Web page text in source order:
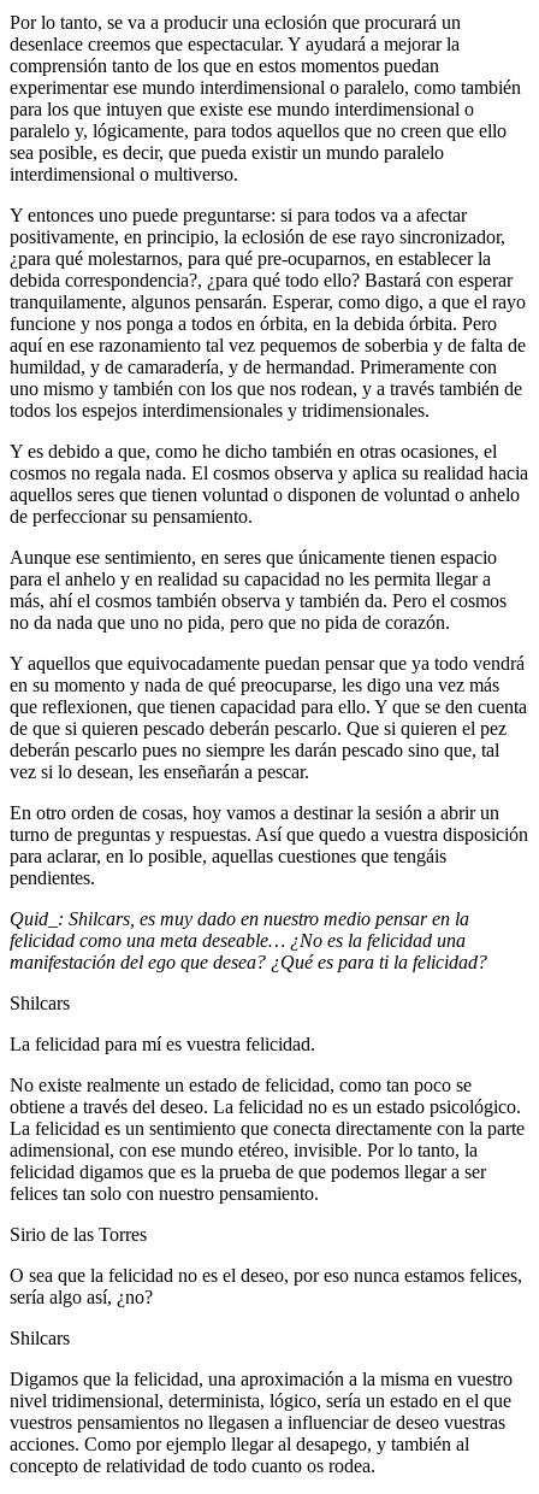
Por lo tanto, se va a producir una eclosión que procurará un
desenlace creemos que espectacular. Y ayudará a mejorar la
comprensión tanto de los que en estos momentos puedan
experimentar ese mundo interdimensional o paralelo, como también
para los que intuyen que existe ese mundo interdimensional o
paralelo y, lógicamente, para todos aquellos que no creen que ello
sea posible, es decir, que pueda existir un mundo paralelo
interdimensional o multiverso.
Y entonces uno puede preguntarse: si para todos va a afectar
positivamente, en principio, la eclosión de ese rayo sincronizador,
¿para qué molestarnos, para qué pre-ocuparnos, en establecer la
debida correspondencia?, ¿para qué todo ello? Bastará con esperar
tranquilamente, algunos pensarán. Esperar, como digo, a que el rayo
funcione y nos ponga a todos en órbita, en la debida órbita. Pero
aquí en ese razonamiento tal vez pequemos de soberbia y de falta de
humildad, y de camaradería, y de hermandad. Primeramente con
uno mismo y también con los que nos rodean, y a través también de
todos los espejos interdimensionales y tridimensionales.
Y es debido a que, como he dicho también en otras ocasiones, el
cosmos no regala nada. El cosmos observa y aplica su realidad hacia
aquellos seres que tienen voluntad o disponen de voluntad o anhelo
de perfeccionar su pensamiento.
Aunque ese sentimiento, en seres que únicamente tienen espacio
para el anhelo y en realidad su capacidad no les permita llegar a
más, ahí el cosmos también observa y también da. Pero el cosmos
no da nada que uno no pida, pero que no pida de corazón.
Y aquellos que equivocadamente puedan pensar que ya todo vendrá
en su momento y nada de qué preocuparse, les digo una vez más
que reflexionen, que tienen capacidad para ello. Y que se den cuenta
de que si quieren pescado deberán pescarlo. Que si quieren el pez
deberán pescarlo pues no siempre les darán pescado sino que, tal
vez si lo desean, les enseñarán a pescar.
En otro orden de cosas, hoy vamos a destinar la sesión a abrir un
turno de preguntas y respuestas. Así que quedo a vuestra disposición
para aclarar, en lo posible, aquellas cuestiones que tengáis
pendientes.
Quid_: Shilcars, es muy dado en nuestro medio pensar en la
felicidad como una meta deseable… ¿No es la felicidad una
manifestación del ego que desea? ¿Qué es para ti la felicidad?
Shilcars
La felicidad para mí es vuestra felicidad.
No existe realmente un estado de felicidad, como tan poco se
obtiene a través del deseo. La felicidad no es un estado psicológico.
La felicidad es un sentimiento que conecta directamente con la parte
adimensional, con ese mundo etéreo, invisible. Por lo tanto, la
felicidad digamos que es la prueba de que podemos llegar a ser
felices tan solo con nuestro pensamiento.
Sirio de las Torres
O sea que la felicidad no es el deseo, por eso nunca estamos felices,
sería algo así, ¿no?
Shilcars
Digamos que la felicidad, una aproximación a la misma en vuestro
nivel tridimensional, determinista, lógico, sería un estado en el que
vuestros pensamientos no llegasen a influenciar de deseo vuestras
acciones. Como por ejemplo llegar al desapego, y también al
concepto de relatividad de todo cuanto os rodea.